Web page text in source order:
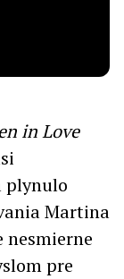
in Love
plynulo
Martina
nesmierne
pre